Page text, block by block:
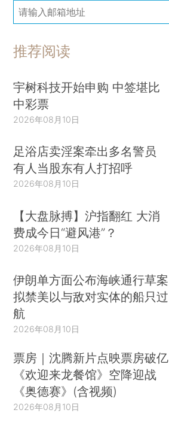
推荐阅读
宇树科技开始申购 中签堪比
中彩票
2026年08月10日
足浴店卖淫案牵出多名警员
有人当股东有人打招呼
2026年08月10日
【大盘脉搏】沪指翻红 大消
费成今日“避风港”？
2026年08月10日
伊朗单方面公布海峡通行草案
拟禁美以与敌对实体的船只过
航
2026年08月10日
票房｜沈腾新片点映票房破亿
《欢迎来龙餐馆》空降迎战
《奥德赛》(含视频)
2026年08月10日